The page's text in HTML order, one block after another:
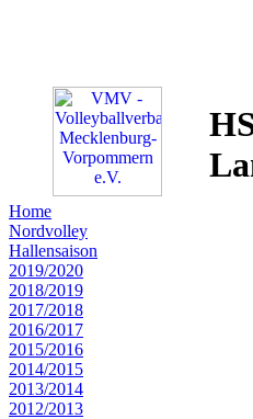
Home
Nordvolley
Hallensaison
2019/2020
2018/2019
2017/2018
2016/2017
2015/2016
2014/2015
2013/2014
2012/2013